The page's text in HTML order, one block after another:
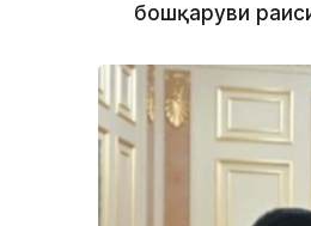
бошқаруви